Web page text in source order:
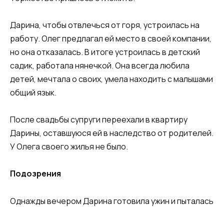
Дарина, чтобы отвлечься от горя, устроилась на
работу. Олег предлагал ей место в своей компании,
но она отказалась. В итоге устроилась в детский
садик, работала нянечкой. Она всегда любила
детей, мечтала о своих, умела находить с малышами
общий язык.
После свадьбы супруги переехали в квартиру
Дарины, оставшуюся ей в наследство от родителей.
У Олега своего жилья не было.
Подозрения
Однажды вечером Дарина готовила ужин и пыталась